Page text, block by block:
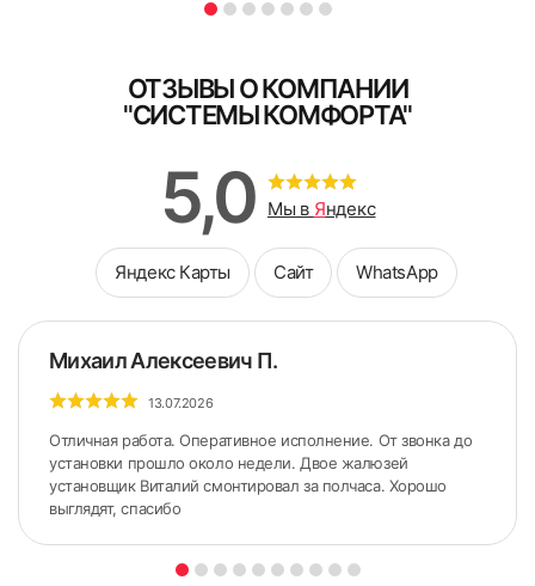
ОТЗЫВЫ О КОМПАНИИ
"СИСТЕМЫ КОМФОРТА"
5,0 Мы в Яндекс
Яндекс Карты Сайт WhatsApp
Михаил Алексеевич П.
13.07.2026
Отличная работа. Оперативное исполнение. От звонка до
установки прошло около недели. Двое жалюзей
установщик Виталий смонтировал за полчаса. Хорошо
выглядят, спасибо